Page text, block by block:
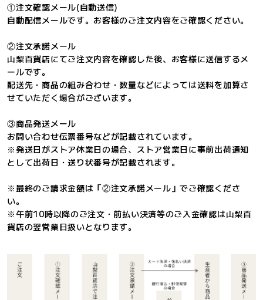
①注文確認メール(自動送信)
自動配信メールです。お客様のご注文内容をご確認ください。
②注文承諾メール
山梨百貨店にてご注文内容を確認した後、お客様に送信するメ
ールです。
配送先・商品の組み合わせ・数量などによっては送料を加算さ
せていただく場合がございます。
③商品発送メール
お問い合わせ伝票番号などが記載されています。
※発送日がストア休業日の場合、ストア営業日に事前出荷通知
として出荷日・送り状番号が記載されます。
※最終のご請求金額は「②注文承諾メール」でご確認くださ
い。
※午前10時以降のご注文・前払い決済等のご入金確認は山梨百
貨店の翌営業日扱いとなります。